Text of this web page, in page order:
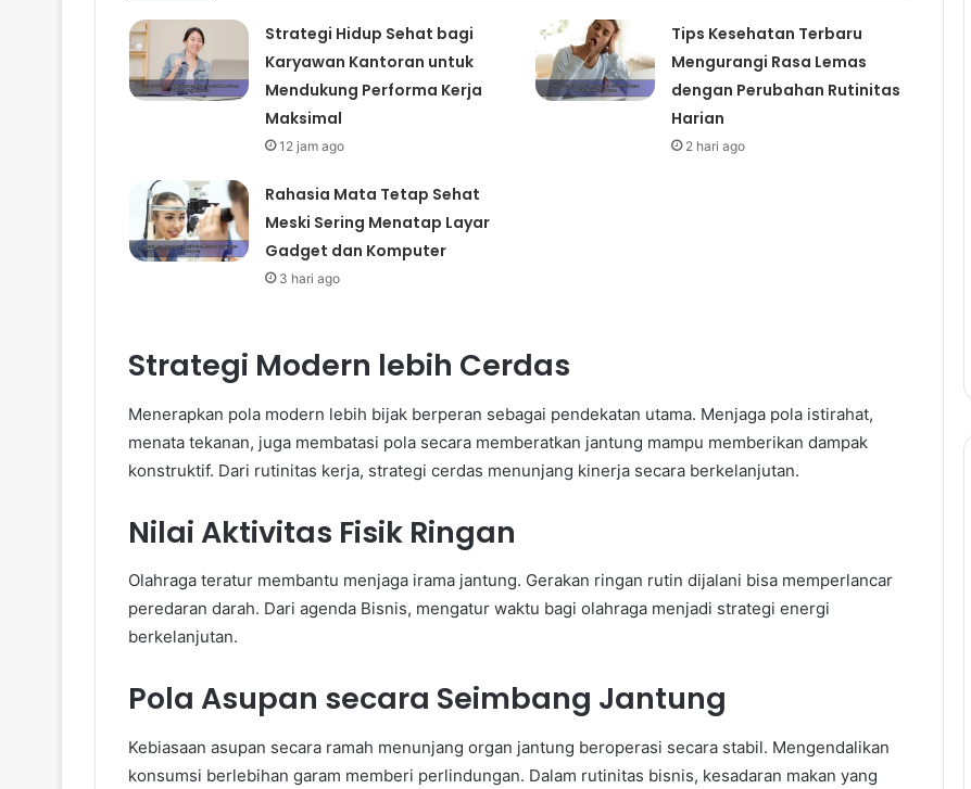
Strategi Hidup Sehat bagi
Karyawan Kantoran untuk
Mendukung Performa Kerja
Maksimal
12 jam ago
Tips Kesehatan Terbaru
Mengurangi Rasa Lemas
dengan Perubahan Rutinitas
Harian
2 hari ago
Rahasia Mata Tetap Sehat
Meski Sering Menatap Layar
Gadget dan Komputer
3 hari ago
Strategi Modern lebih Cerdas
Menerapkan pola modern lebih bijak berperan sebagai pendekatan utama. Menjaga pola istirahat,
menata tekanan, juga membatasi pola secara memberatkan jantung mampu memberikan dampak
konstruktif. Dari rutinitas kerja, strategi cerdas menunjang kinerja secara berkelanjutan.
Nilai Aktivitas Fisik Ringan
Olahraga teratur membantu menjaga irama jantung. Gerakan ringan rutin dijalani bisa memperlancar
peredaran darah. Dari agenda Bisnis, mengatur waktu bagi olahraga menjadi strategi energi
berkelanjutan.
Pola Asupan secara Seimbang Jantung
Kebiasaan asupan secara ramah menunjang organ jantung beroperasi secara stabil. Mengendalikan
konsumsi berlebihan garam memberi perlindungan. Dalam rutinitas bisnis, kesadaran makan yang